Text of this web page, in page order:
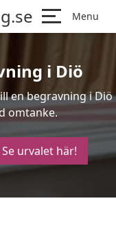
Menu
i Diö
en begravning i Diö
omtanke.
Se urvalet här!